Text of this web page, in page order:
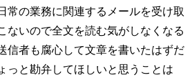
常の業務に関連するメールを受け取
ないので全文を読む気がしなくなる
信者も腐心して文章を書いたはずだ
っと勘弁してほしいと思うことは